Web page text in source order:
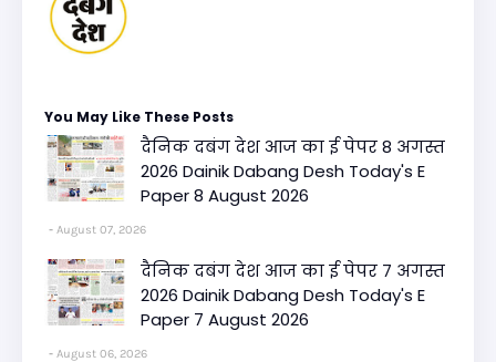
You May Like These Posts
दैनिक दबंग देश आज का ई पेपर 8 अगस्त
2026 Dainik Dabang Desh Today's E
Paper 8 August 2026
August 07, 2026
दैनिक दबंग देश आज का ई पेपर 7 अगस्त
2026 Dainik Dabang Desh Today's E
Paper 7 August 2026
August 06, 2026